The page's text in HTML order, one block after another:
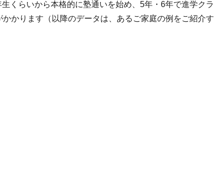
くらいから本格的に塾通いを始め、5年・6年で進学クラ
かります（以降のデータは、あるご家庭の例をご紹介す